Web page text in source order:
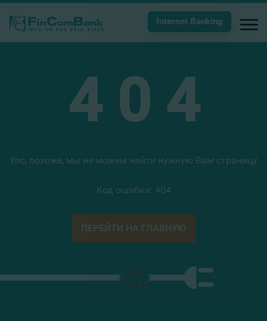
Internet Banking
4 0 4
Упс, похоже, мы не можем найти нужную Вам страницу
Код ошибки: 404
ПЕРЕЙТИ НА ГЛАВНУЮ